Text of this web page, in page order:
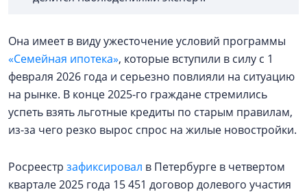
Она имеет в виду ужесточение условий программы
«Семейная ипотека», которые вступили в силу с 1
февраля 2026 года и серьезно повлияли на ситуацию
на рынке. В конце 2025-го граждане стремились
успеть взять льготные кредиты по старым правилам,
из-за чего резко вырос спрос на жилые новостройки.
Росреестр зафиксировал в Петербурге в четвертом
квартале 2025 года 15 451 договор долевого участия